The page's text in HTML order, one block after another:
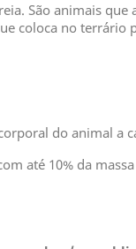
São animais
coloca no
do animal a
até 10% da